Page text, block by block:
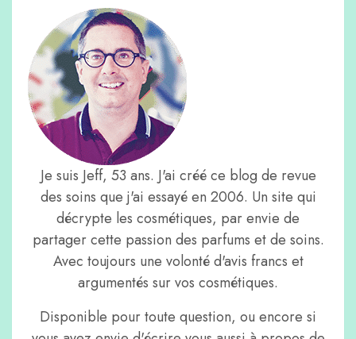
Je suis Jeff, 53 ans. J'ai créé ce blog de revue
des soins que j'ai essayé en 2006. Un site qui
décrypte les cosmétiques, par envie de
partager cette passion des parfums et de soins.
Avec toujours une volonté d'avis francs et
argumentés sur vos cosmétiques.
Disponible pour toute question, ou encore si